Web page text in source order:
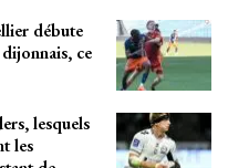
débute
ce
lesquels
les